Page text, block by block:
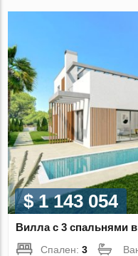
$ 1 143 054
Вилла с 3 спальнями
Спален:3